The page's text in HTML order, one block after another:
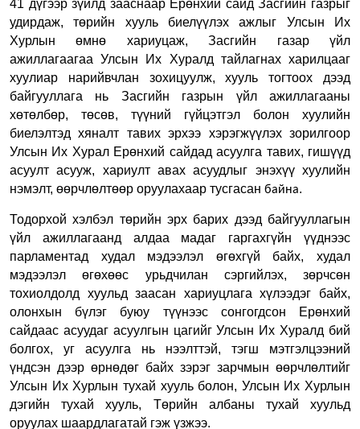
41 дүгээр зүйлд зааснаар Ерөнхий сайд Засгийн газрыг
удирдаж, төрийн хууль биелүүлэх ажлыг Улсын Их
Хурлын өмнө хариуцаж, Засгийн газар үйл
ажиллагаагаа Улсын Их Хуралд тайлагнах харилцааг
хуулиар нарийвчлан зохицуулж, хууль тогтоох дээд
байгууллага нь Засгийн газрын үйл ажиллагааны
хөтөлбөр, төсөв, түүний гүйцэтгэл болон хуулийн
биелэлтэд хяналт тавих эрхээ хэрэгжүүлэх зорилгоор
Улсын Их Хурал Ерөнхий сайдад асуулга тавих, гишүүд
асуулт асууж, хариулт авах асуудлыг энэхүү хуулийн
нэмэлт, өөрчлөлтөөр оруулахаар тусгасан байна.
Тодорхой хэлбэл төрийн эрх барих дээд байгууллагын
үйл ажиллагаанд алдаа мадаг гаргахгүйн үүднээс
парламентад худал мэдээлэл өгөхгүй байх, худал
мэдээлэл өгөхөөс урьдчилан сэргийлэх, зөрчсөн
тохиолдолд хуульд заасан хариуцлага хүлээдэг байх,
олонхын бүлэг буюу түүнээс сонгогдсон Ерөнхий
сайдаас асуудаг асуулгын цагийг Улсын Их Хуралд бий
болгох, уг асуулга нь нээлттэй, тэгш мэтгэлцээний
үндсэн дээр өрнөдөг байх зэрэг зарчмын өөрчлөлтийг
Улсын Их Хурлын тухай хууль болон, Улсын Их Хурлын
дэгийн тухай хууль, Төрийн албаны тухай хуульд
оруулах шаардлагатай гэж үзжээ.